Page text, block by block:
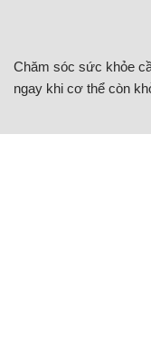
Chăm sóc sức khỏe
ngay khi cơ thể còn